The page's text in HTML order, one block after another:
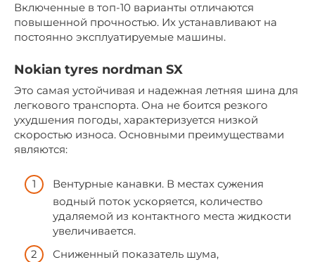
Включенные в топ-10 варианты отличаются
повышенной прочностью. Их устанавливают на
постоянно эксплуатируемые машины.
Nokian tyres nordman SX
Это самая устойчивая и надежная летняя шина для
легкового транспорта. Она не боится резкого
ухудшения погоды, характеризуется низкой
скоростью износа. Основными преимуществами
являются:
Вентурные канавки. В местах сужения
водный поток ускоряется, количество
удаляемой из контактного места жидкости
увеличивается.
Сниженный показатель шума,